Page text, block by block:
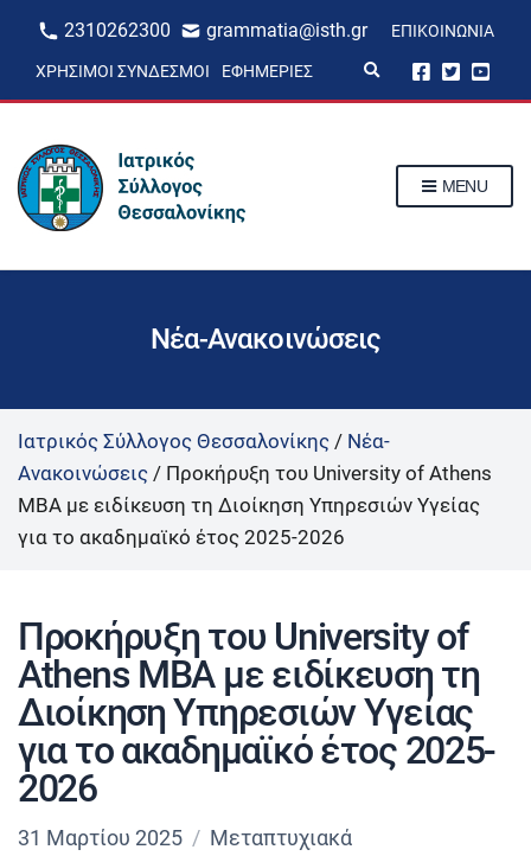
2310262300 grammatia@isth.gr ΕΠΙΚΟΙΝΩΝΊΑ
ΧΡΉΣΙΜΟΙ ΣΎΝΔΕΣΜΟΙ ΕΦΗΜΕΡΊΕΣ
p
m
MENU
Νέα-Ανακοινώσεις
Ιατρικός Σύλλογος Θεσσαλονίκης / Νέα-
Ανακοινώσεις / Προκήρυξη του University of Athens
MBA με ειδίκευση τη Διοίκηση Υπηρεσιών Υγείας
για το ακαδημαϊκό έτος 2025-2026
Προκήρυξη του University of
Athens MBA με ειδίκευση τη
Διοίκηση Υπηρεσιών Υγείας
για το ακαδημαϊκό έτος 2025-
2026
31 Μαρτίου 2025 Μεταπτυχιακά